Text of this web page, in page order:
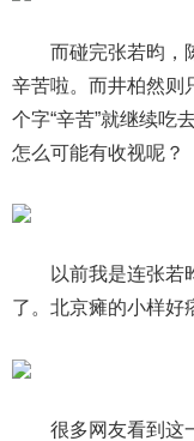
而碰完张若昀，
辛苦啦。而井柏然则
个字“辛苦”就继续吃
怎么可能有收视呢？
以前我是连张若
了。北京瘫的小样好
很多网友看到这